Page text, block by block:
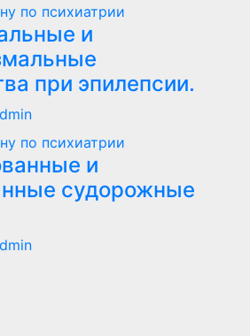
по психиатрии
и
при эпилепсии.
по психиатрии
и
судорожные